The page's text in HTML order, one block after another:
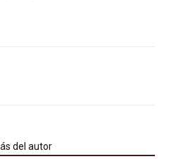
del autor